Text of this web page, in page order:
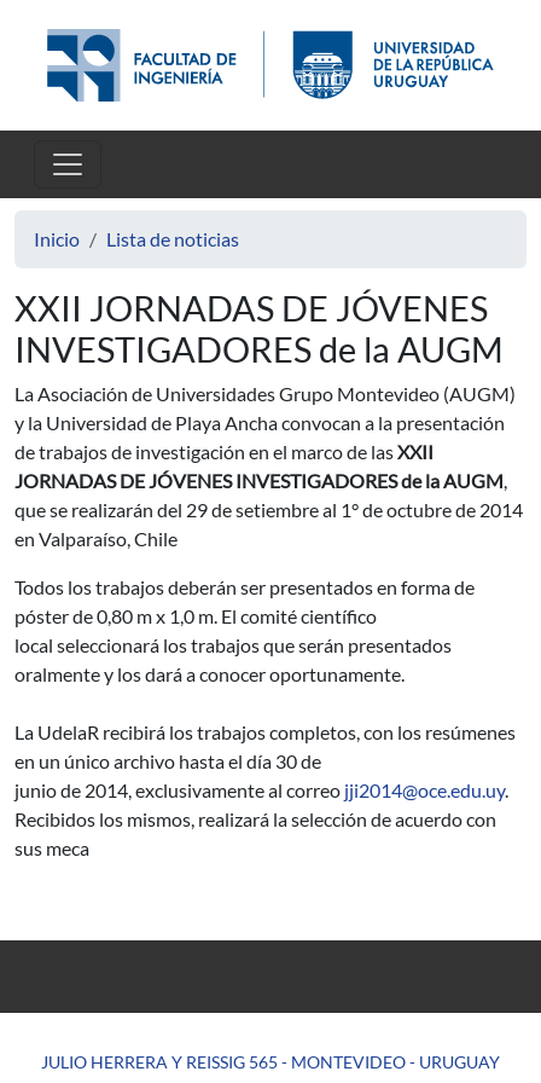
Inicio Lista de noticias
XXII JORNADAS DE JÓVENES
INVESTIGADORES de la AUGM
La Asociación de Universidades Grupo Montevideo (AUGM)
y la Universidad de Playa Ancha convocan a la presentación
de trabajos de investigación en el marco de lasXXII
JORNADAS DE JÓVENES INVESTIGADORES de la AUGM,
que se realizarán del 29 de setiembre al 1° de octubre de 2014
en Valparaíso, Chile
Todos los trabajos deberán ser presentados en forma de
póster de 0,80 m x 1,0 m. El comité científico
local seleccionará los trabajos que serán presentados
oralmente y los dará a conocer oportunamente.
La UdelaR recibirá los trabajos completos, con los resúmenes
en un único archivo hasta el día 30 de
junio de 2014, exclusivamente al correo jji2014@oce.edu.uy.
Recibidos los mismos, realizará la selección de acuerdo con
sus meca
JULIO HERRERA Y REISSIG 565 - MONTEVIDEO - URUGUAY